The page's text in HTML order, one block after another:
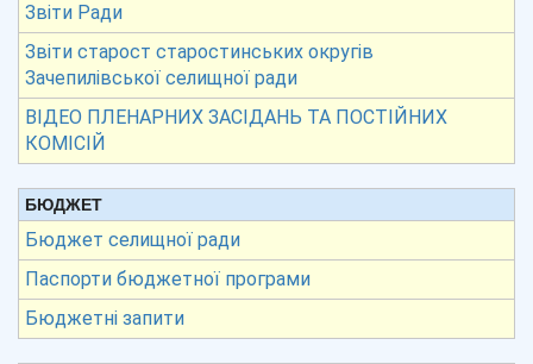
Звіти Ради
Звіти старост старостинських округів
Зачепилівської селищної ради
ВІДЕО ПЛЕНАРНИХ ЗАСІДАНЬ ТА ПОСТІЙНИХ
КОМІСІЙ
БЮДЖЕТ
Бюджет селищної ради
Паспорти бюджетної програми
Бюджетні запити